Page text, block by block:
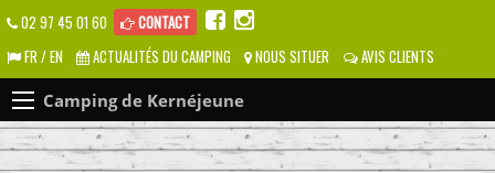
02 97 45 01 60
CONTACT
FR / EN
ACTUALITÉS DU CAMPING NOUS SITUER AVIS CLIENTS
Camping de Kernéjeune